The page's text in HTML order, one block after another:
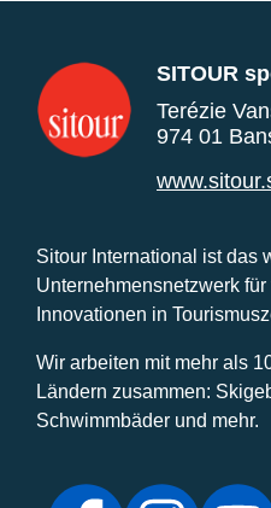
SITOUR
Terézie
974 01
Sitour International ist das
Unternehmensnetzwerk
Innovationen in
Wir arbeiten mit mehr als
Ländern zusammen:
Schwimmbäder und mehr.